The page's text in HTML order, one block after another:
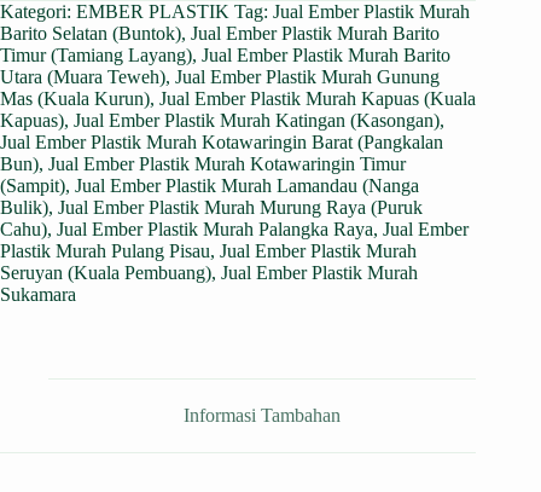
Kategori: EMBER PLASTIK Tag: Jual Ember Plastik Murah
Barito Selatan (Buntok), Jual Ember Plastik Murah Barito
Timur (Tamiang Layang), Jual Ember Plastik Murah Barito
Utara (Muara Teweh), Jual Ember Plastik Murah Gunung
Mas (Kuala Kurun), Jual Ember Plastik Murah Kapuas (Kuala
Kapuas), Jual Ember Plastik Murah Katingan (Kasongan),
Jual Ember Plastik Murah Kotawaringin Barat (Pangkalan
Bun), Jual Ember Plastik Murah Kotawaringin Timur
(Sampit), Jual Ember Plastik Murah Lamandau (Nanga
Bulik), Jual Ember Plastik Murah Murung Raya (Puruk
Cahu), Jual Ember Plastik Murah Palangka Raya, Jual Ember
Plastik Murah Pulang Pisau, Jual Ember Plastik Murah
Seruyan (Kuala Pembuang), Jual Ember Plastik Murah
Sukamara
Informasi Tambahan